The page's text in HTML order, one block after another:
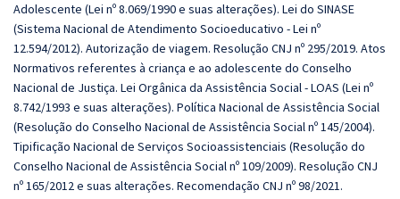
Adolescente (Lei nº 8.069/1990 e suas alterações). Lei do SINASE
(Sistema Nacional de Atendimento Socioeducativo - Lei nº
12.594/2012). Autorização de viagem. Resolução CNJ nº 295/2019. Atos
Normativos referentes à criança e ao adolescente do Conselho
Nacional de Justiça. Lei Orgânica da Assistência Social - LOAS (Lei nº
8.742/1993 e suas alterações). Política Nacional de Assistência Social
(Resolução do Conselho Nacional de Assistência Social nº 145/2004).
Tipificação Nacional de Serviços Socioassistenciais (Resolução do
Conselho Nacional de Assistência Social nº 109/2009). Resolução CNJ
nº 165/2012 e suas alterações. Recomendação CNJ nº 98/2021.